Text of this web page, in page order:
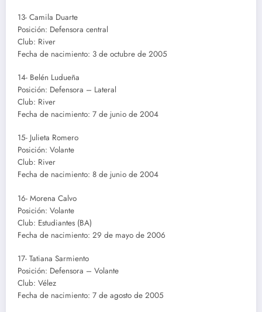
13- Camila Duarte
Posición: Defensora central
Club: River
Fecha de nacimiento: 3 de octubre de 2005
14- Belén Ludueña
Posición: Defensora – Lateral
Club: River
Fecha de nacimiento: 7 de junio de 2004
15- Julieta Romero
Posición: Volante
Club: River
Fecha de nacimiento: 8 de junio de 2004
16- Morena Calvo
Posición: Volante
Club: Estudiantes (BA)
Fecha de nacimiento: 29 de mayo de 2006
17- Tatiana Sarmiento
Posición: Defensora – Volante
Club: Vélez
Fecha de nacimiento: 7 de agosto de 2005